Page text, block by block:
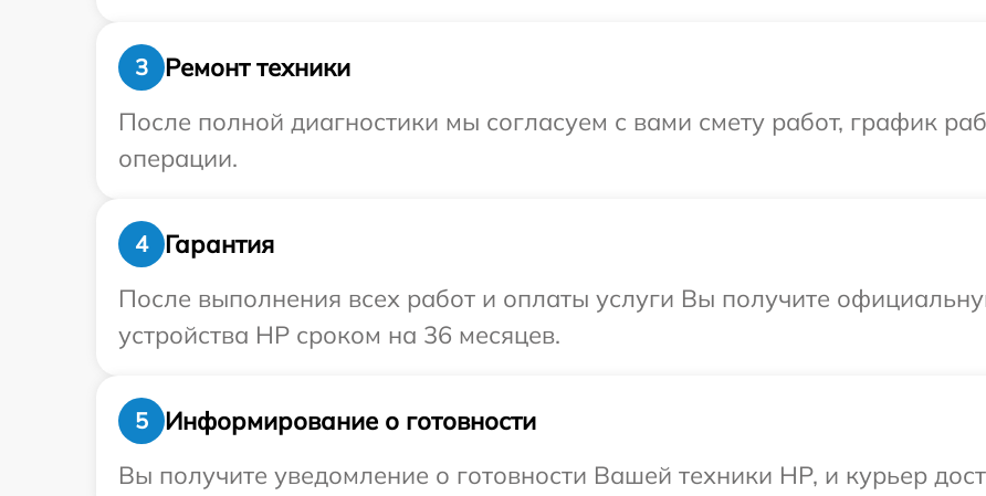
3
Ремонт техники
После полной диагностики мы согласуем с вами смету работ, график
операции.
4
Гарантия
После выполнения всех работ и оплаты услуги Вы получите
устройства HP сроком на 36 месяцев.
5
Информирование о готовности
Вы получите уведомление о готовности Вашей техники HP, и курьер